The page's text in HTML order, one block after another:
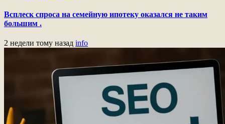
Всплеск спроса на семейную ипотеку оказался не таким
большим .
2 недели тому назад info